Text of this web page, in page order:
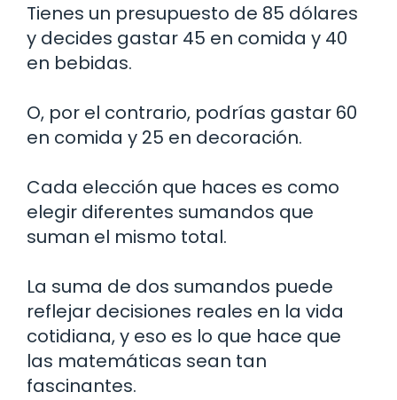
Tienes un presupuesto de 85 dólares
y decides gastar 45 en comida y 40
en bebidas.
O, por el contrario, podrías gastar 60
en comida y 25 en decoración.
Cada elección que haces es como
elegir diferentes sumandos que
suman el mismo total.
La suma de dos sumandos puede
reflejar decisiones reales en la vida
cotidiana, y eso es lo que hace que
las matemáticas sean tan
fascinantes.